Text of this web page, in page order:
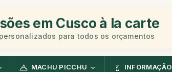
em Cusco à la carte
para todos os orçamentos
MACHU PICCHU INFORMAÇÃO